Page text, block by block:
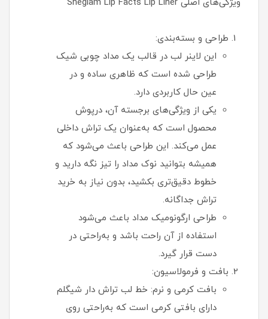
ویژگی‌های اصلی Sheglam Lip Facts Lip Liner
طراحی و بسته‌بندی:
این لاینر لب در قالب یک مداد چوبی شیک
طراحی شده است که ظاهری ساده و در
عین حال کاربردی دارد.
یکی از ویژگی‌های برجسته آن، درپوش
محصول است که به‌عنوان یک تراش داخلی
عمل می‌کند. این طراحی باعث می‌شود که
همیشه بتوانید نوک مداد را تیز نگه دارید و
خطوط دقیق‌تری بکشید، بدون نیاز به خرید
تراش جداگانه.
طراحی ارگونومیک مداد باعث می‌شود
استفاده از آن راحت باشد و به‌راحتی در
دست قرار گیرد.
بافت و فرمولاسیون:
بافت کرمی و نرم: خط لب تراش دار شیگلم
دارای بافتی کرمی است که به‌راحتی روی